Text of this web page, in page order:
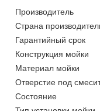
Производитель
Страна
Гарантийный срок
Конструкция мойки
Материал мойки
Отверстие под
Состояние